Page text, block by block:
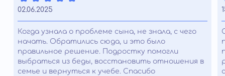
02.06.2025
Когда узнала о проблеме сына, не знала, с чего
начать. Обратились сюда, и это было
правильное решение. Подростку помогли
выбраться из беды, восстановить отношения в
семье и вернуться к учебе. Спасибо